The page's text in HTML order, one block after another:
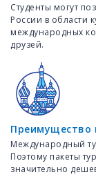
Студенты могут
России в области
международных
друзей.
Преимущество
Международный
Поэтому пакеты
значительно